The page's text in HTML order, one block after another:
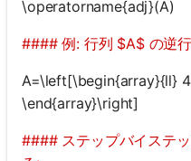
あ
り
せ
ん
最
\operatorname{adj}(A)
#### 例: 行列 $A$ の逆
A=\left[\begin{array}{ll}
\end{array}\right]
#### ステップバイステ